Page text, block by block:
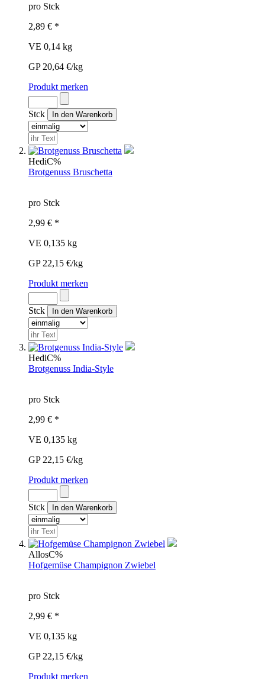
pro Stck
2,89 € *
VE 0,14 kg
GP 20,64 €/kg
Produkt merken
Stck
HediC%
Brotgenuss Bruschetta
pro Stck
2,99 € *
VE 0,135 kg
GP 22,15 €/kg
Produkt merken
Stck
HediC%
Brotgenuss India-Style
pro Stck
2,99 € *
VE 0,135 kg
GP 22,15 €/kg
Produkt merken
Stck
AllosC%
Hofgemüse Champignon Zwiebel
pro Stck
2,99 € *
VE 0,135 kg
GP 22,15 €/kg
Produkt merken